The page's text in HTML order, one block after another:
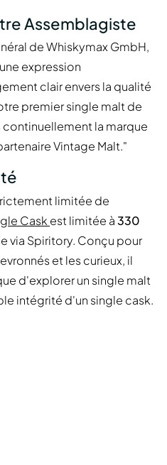
Assemblagiste
de Whiskymax GmbH,
expression
clair envers la qualité
premier single malt de
la marque
Vintage Malt."
limitée de
Cask est limitée à330
via Spiritory. Conçu pour
et les curieux, il
d'explorer un single malt
intégrité d'un single cask.